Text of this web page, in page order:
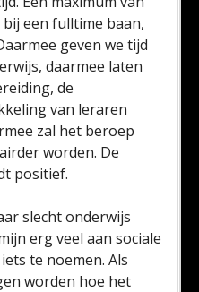
een fulltime baan,
geven we tijd
daarmee laten
de
van leraren
zal het beroep
worden. De
positief.
slecht onderwijs
erg veel aan sociale
te noemen. Als
worden hoe het